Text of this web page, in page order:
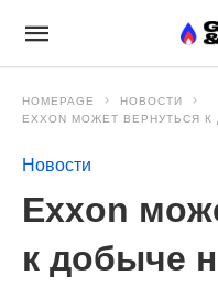
HOMEPAGE
НОВОСТИ
EXXON МОЖЕТ ВЕРНУТЬСЯ
Новости
Exxon
к добыче